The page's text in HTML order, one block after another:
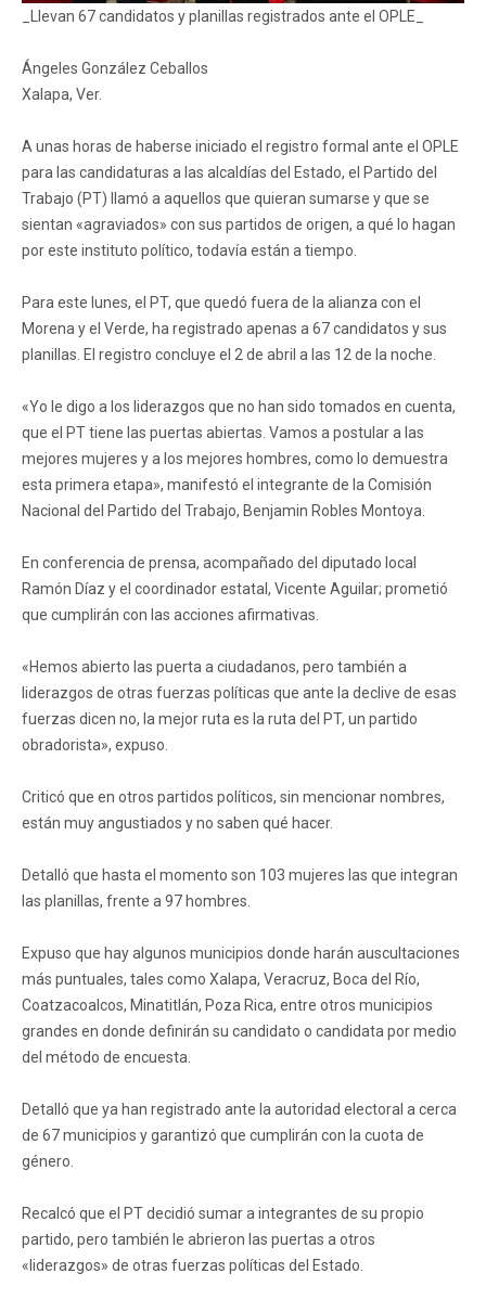
_Llevan 67 candidatos y planillas registrados ante el OPLE_
Ángeles González Ceballos
Xalapa, Ver.
A unas horas de haberse iniciado el registro formal ante el OPLE
para las candidaturas a las alcaldías del Estado, el Partido del
Trabajo (PT) llamó a aquellos que quieran sumarse y que se
sientan «agraviados» con sus partidos de origen, a qué lo hagan
por este instituto político, todavía están a tiempo.
Para este lunes, el PT, que quedó fuera de la alianza con el
Morena y el Verde, ha registrado apenas a 67 candidatos y sus
planillas. El registro concluye el 2 de abril a las 12 de la noche.
«Yo le digo a los liderazgos que no han sido tomados en cuenta,
que el PT tiene las puertas abiertas. Vamos a postular a las
mejores mujeres y a los mejores hombres, como lo demuestra
esta primera etapa», manifestó el integrante de la Comisión
Nacional del Partido del Trabajo, Benjamin Robles Montoya.
En conferencia de prensa, acompañado del diputado local
Ramón Díaz y el coordinador estatal, Vicente Aguilar; prometió
que cumplirán con las acciones afirmativas.
«Hemos abierto las puerta a ciudadanos, pero también a
liderazgos de otras fuerzas políticas que ante la declive de esas
fuerzas dicen no, la mejor ruta es la ruta del PT, un partido
obradorista», expuso.
Criticó que en otros partidos políticos, sin mencionar nombres,
están muy angustiados y no saben qué hacer.
Detalló que hasta el momento son 103 mujeres las que integran
las planillas, frente a 97 hombres.
Expuso que hay algunos municipios donde harán auscultaciones
más puntuales, tales como Xalapa, Veracruz, Boca del Río,
Coatzacoalcos, Minatitlán, Poza Rica, entre otros municipios
grandes en donde definirán su candidato o candidata por medio
del método de encuesta.
Detalló que ya han registrado ante la autoridad electoral a cerca
de 67 municipios y garantizó que cumplirán con la cuota de
género.
Recalcó que el PT decidió sumar a integrantes de su propio
partido, pero también le abrieron las puertas a otros
«liderazgos» de otras fuerzas políticas del Estado.